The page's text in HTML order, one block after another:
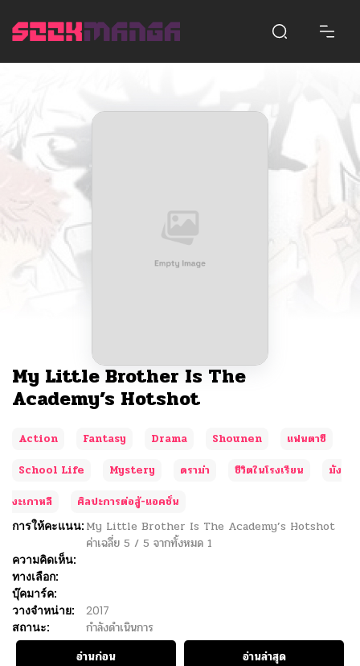
My Little Brother Is The
Academy’s Hotshot
Action Fantasy Drama Shounen
แฟนตาซี
School Life
Mystery ดราม่า ชีวิตในโรงเรียน
มัง
งะเกาหลี
ศิลปะการต่อสู้-แอคชั่น
การให้คะแนน: My Little Brother Is The Academy’s Hotshot
ค่าเฉลี่ย 5 / 5 จากทั้งหมด 1
ความคิดเห็น:
ทางเลือก:
บุ๊คมาร์ค:
วางจำหน่าย:
2017
สถานะ:
กำลังดำเนินการ
อ่านก่อน
อ่านล่าสุด